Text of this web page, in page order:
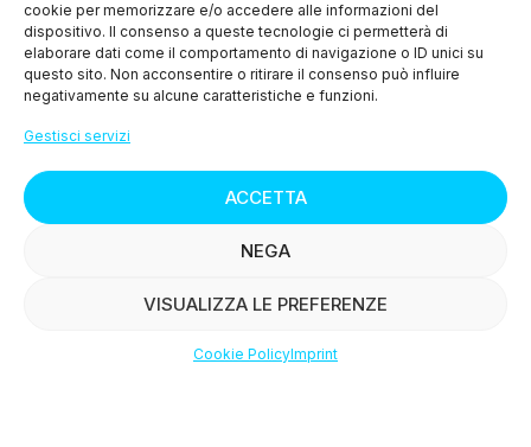
cookie per memorizzare e/o accedere alle informazioni del
dispositivo. Il consenso a queste tecnologie ci permetterà di
elaborare dati come il comportamento di navigazione o ID unici su
questo sito. Non acconsentire o ritirare il consenso può influire
negativamente su alcune caratteristiche e funzioni.
Gestisci servizi
ACCETTA
NEGA
VISUALIZZA LE PREFERENZE
Cookie PolicyImprint
> Press
> Contattaci
© Copyright
K group srl Via Terra rossa fonda 162 - 51011
Buggiano (PT) P.iva 01384770473 REA: PT-144943
Filters Wishlist